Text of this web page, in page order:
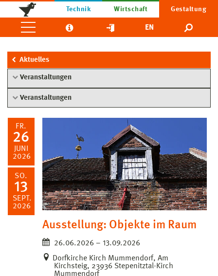
Technik Wirtschaft Gestaltung
EN
Aktuelles
Veranstaltungen
Veranstaltungen
FR.
26
JUNI
2026
SO.
13
SEPT.
2026
Ausstellung: Objekte im Raum
26.06.2026 – 13.09.2026
Dorfkirche Kirch Mummendorf, Am
Kirchsteig, 23936 Stepenitztal-Kirch
Mummendorf